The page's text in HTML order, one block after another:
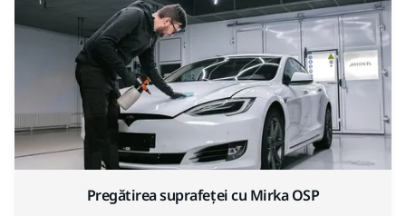
Pregătirea suprafeței cu Mirka OSP